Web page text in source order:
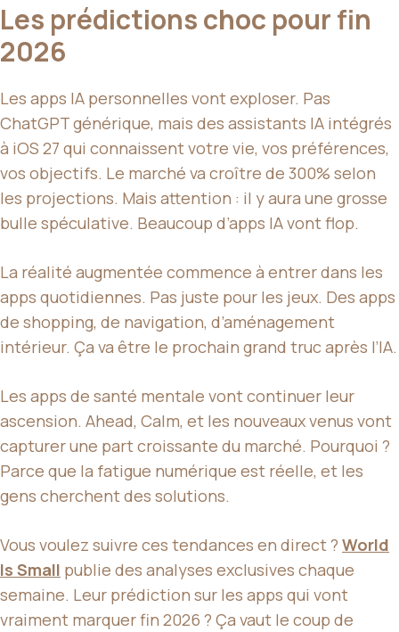
Les prédictions choc pour fin
2026
Les apps IA personnelles vont exploser. Pas
ChatGPT générique, mais des assistants IA intégrés
à iOS 27 qui connaissent votre vie, vos préférences,
vos objectifs. Le marché va croître de 300% selon
les projections. Mais attention : il y aura une grosse
bulle spéculative. Beaucoup d’apps IA vont flop.
La réalité augmentée commence à entrer dans les
apps quotidiennes. Pas juste pour les jeux. Des apps
de shopping, de navigation, d’aménagement
intérieur. Ça va être le prochain grand truc après l’IA.
Les apps de santé mentale vont continuer leur
ascension. Ahead, Calm, et les nouveaux venus vont
capturer une part croissante du marché. Pourquoi ?
Parce que la fatigue numérique est réelle, et les
gens cherchent des solutions.
Vous voulez suivre ces tendances en direct ? World
Is Small publie des analyses exclusives chaque
semaine. Leur prédiction sur les apps qui vont
vraiment marquer fin 2026 ? Ça vaut le coup de